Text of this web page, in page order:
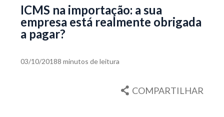
ICMS na importação: a sua
empresa está realmente obrigada
a pagar?
03/10/20188 minutos de leitura
COMPARTILHAR